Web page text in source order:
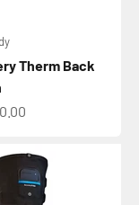
Therm Back
oferta